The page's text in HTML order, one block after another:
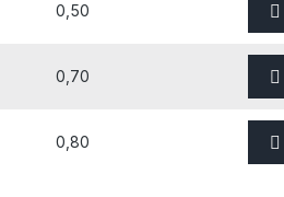
0,50
0,70
0,80